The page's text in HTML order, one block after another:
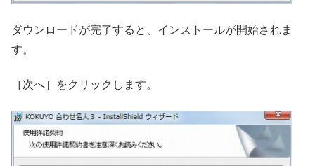
ダウンロードが完了すると、インストールが開始されま
す。
［次へ］をクリックします。